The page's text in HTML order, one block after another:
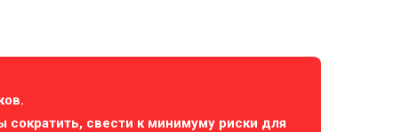
свести к минимуму риски для